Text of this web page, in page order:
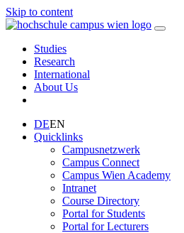
Skip to content
Studies
Research
International
About Us
DEEN
Quicklinks
Campusnetzwerk
Campus Connect
Campus Wien Academy
Intranet
Course Directory
Portal for Students
Portal for Lecturers